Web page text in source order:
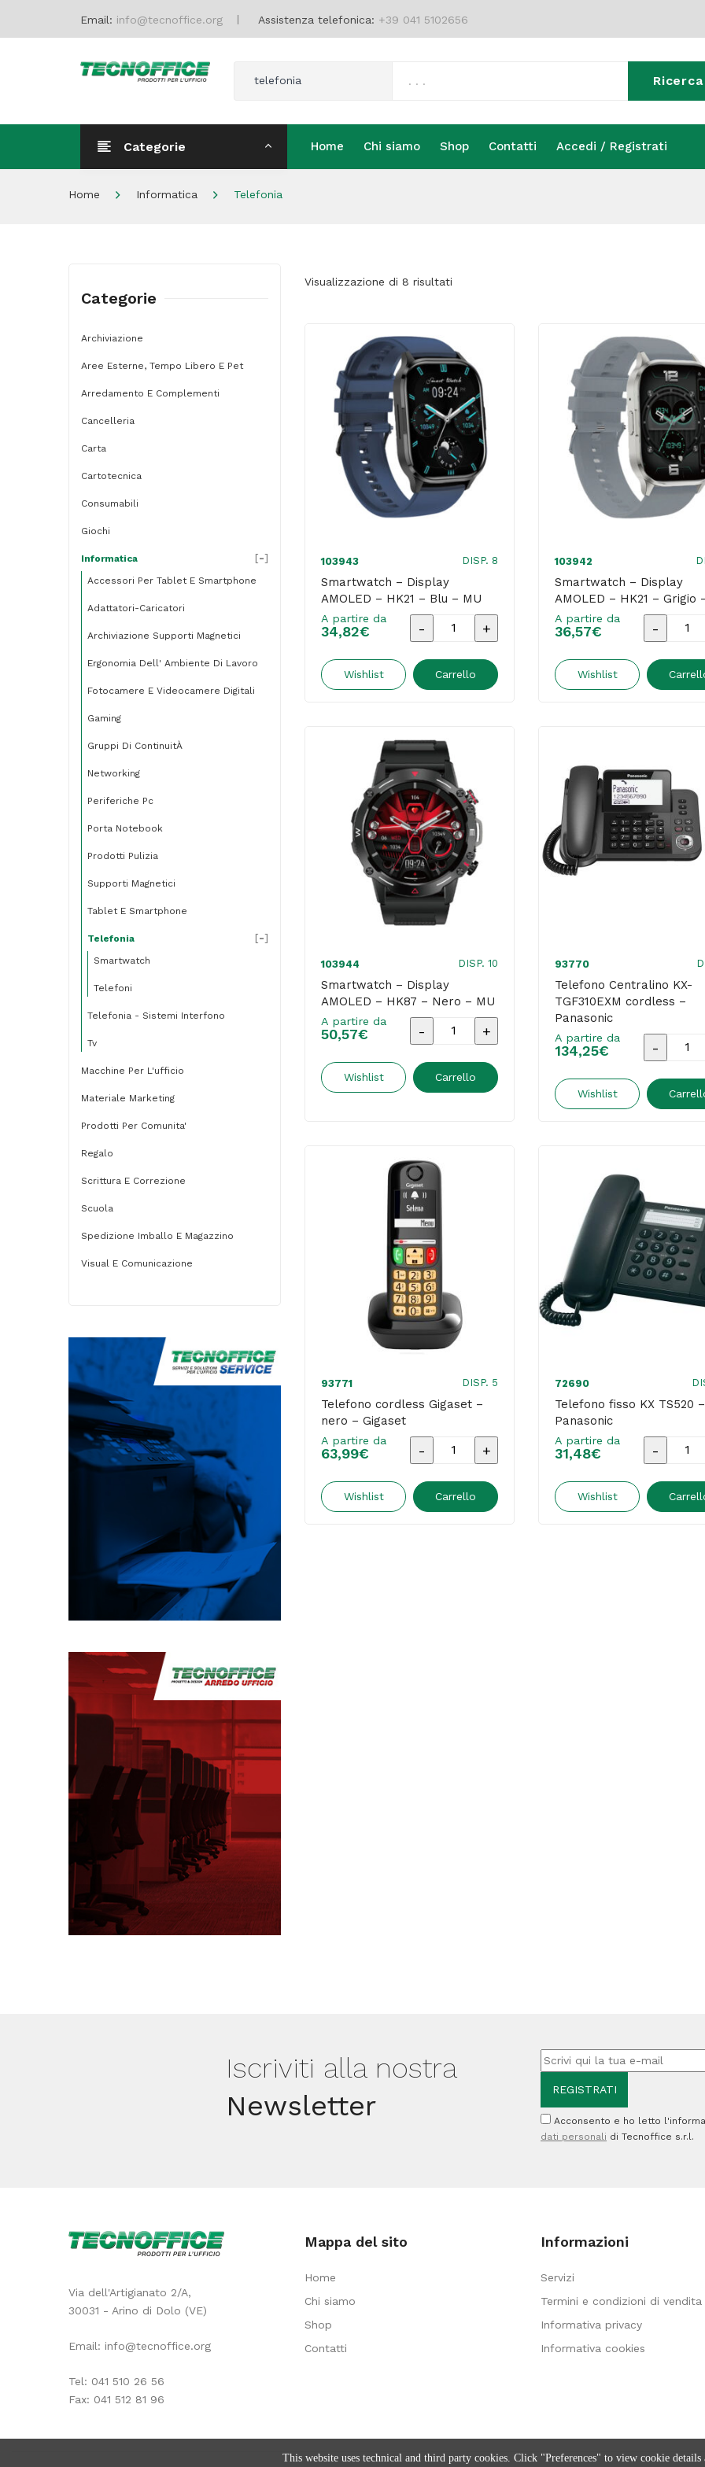
Email: info@tecnoffice.org Assistenza telefonica: +39 041 5102656
telefonia Ricerca
Categorie Home Chi siamo Shop Contatti Accedi / Registrati
Home Informatica Telefonia
Visualizzazione di 8 risultati
103943 DISP. 8
Smartwatch – Display
AMOLED – HK21 – Blu – MU
A partire da
34,82€
Smartwatch
Display
HK21
-
Blu
-
MU
quantità
Wishlist Carrello
103942
Smartwatch – Display
AMOLED – HK21 – Grigio
A partire da
36,57€
Display
-
Grigio
-
MU
quantità
Wishlist
103944 DISP. 10
Smartwatch – Display
AMOLED – HK87 – Nero – MU
A partire da
50,57€
Smartwatch
Display
-
Nero
-
MU
quantità
Wishlist Carrello
93770
Telefono Centralino KX-
TGF310EXM cordless –
Panasonic
A partire da
134,25€
Telefono
KX-
quantità
Wishlist
93771 DISP. 5
Telefono cordless Gigaset –
nero – Gigaset
A partire da
63,99€
Telefono
Gigaset
Wishlist Carrello
72690
Telefono fisso KX TS520 –
Panasonic
A partire da
31,48€
Telefono
KX
Wishlist
Categorie
Archiviazione
Aree Esterne, Tempo Libero E Pet
Arredamento E Complementi
Cancelleria
Carta
Cartotecnica
Consumabili
Giochi
Informatica
Accessori Per Tablet E Smartphone
Adattatori-Caricatori
Archiviazione Supporti Magnetici
Ergonomia Dell' Ambiente Di Lavoro
Fotocamere E Videocamere Digitali
Gaming
Gruppi Di ContinuitÀ
Networking
Periferiche Pc
Porta Notebook
Prodotti Pulizia
Supporti Magnetici
Tablet E Smartphone
Telefonia
Smartwatch
Telefoni
[-]
Telefonia - Sistemi Interfono
Tv
[-]
Macchine Per L'ufficio
Materiale Marketing
Prodotti Per Comunita'
Regalo
Scrittura E Correzione
Scuola
Spedizione Imballo E Magazzino
Visual E Comunicazione
Iscriviti alla nostra
Newsletter
Acconsento e ho letto
dati personali di Tecnoffice s.r.l.
Via dell'Artigianato 2/A,
30031 - Arino di Dolo (VE)
Email: info@tecnoffice.org
Tel: 041 510 26 56
Fax: 041 512 81 96
Mappa del sito
Home
Chi siamo
Shop
Contatti
Informazioni
Servizi
Termini e condizioni di vendita
Informativa privacy
Informativa cookies
This website uses technical and third party cookies. Click "Preferences" to view cookie details